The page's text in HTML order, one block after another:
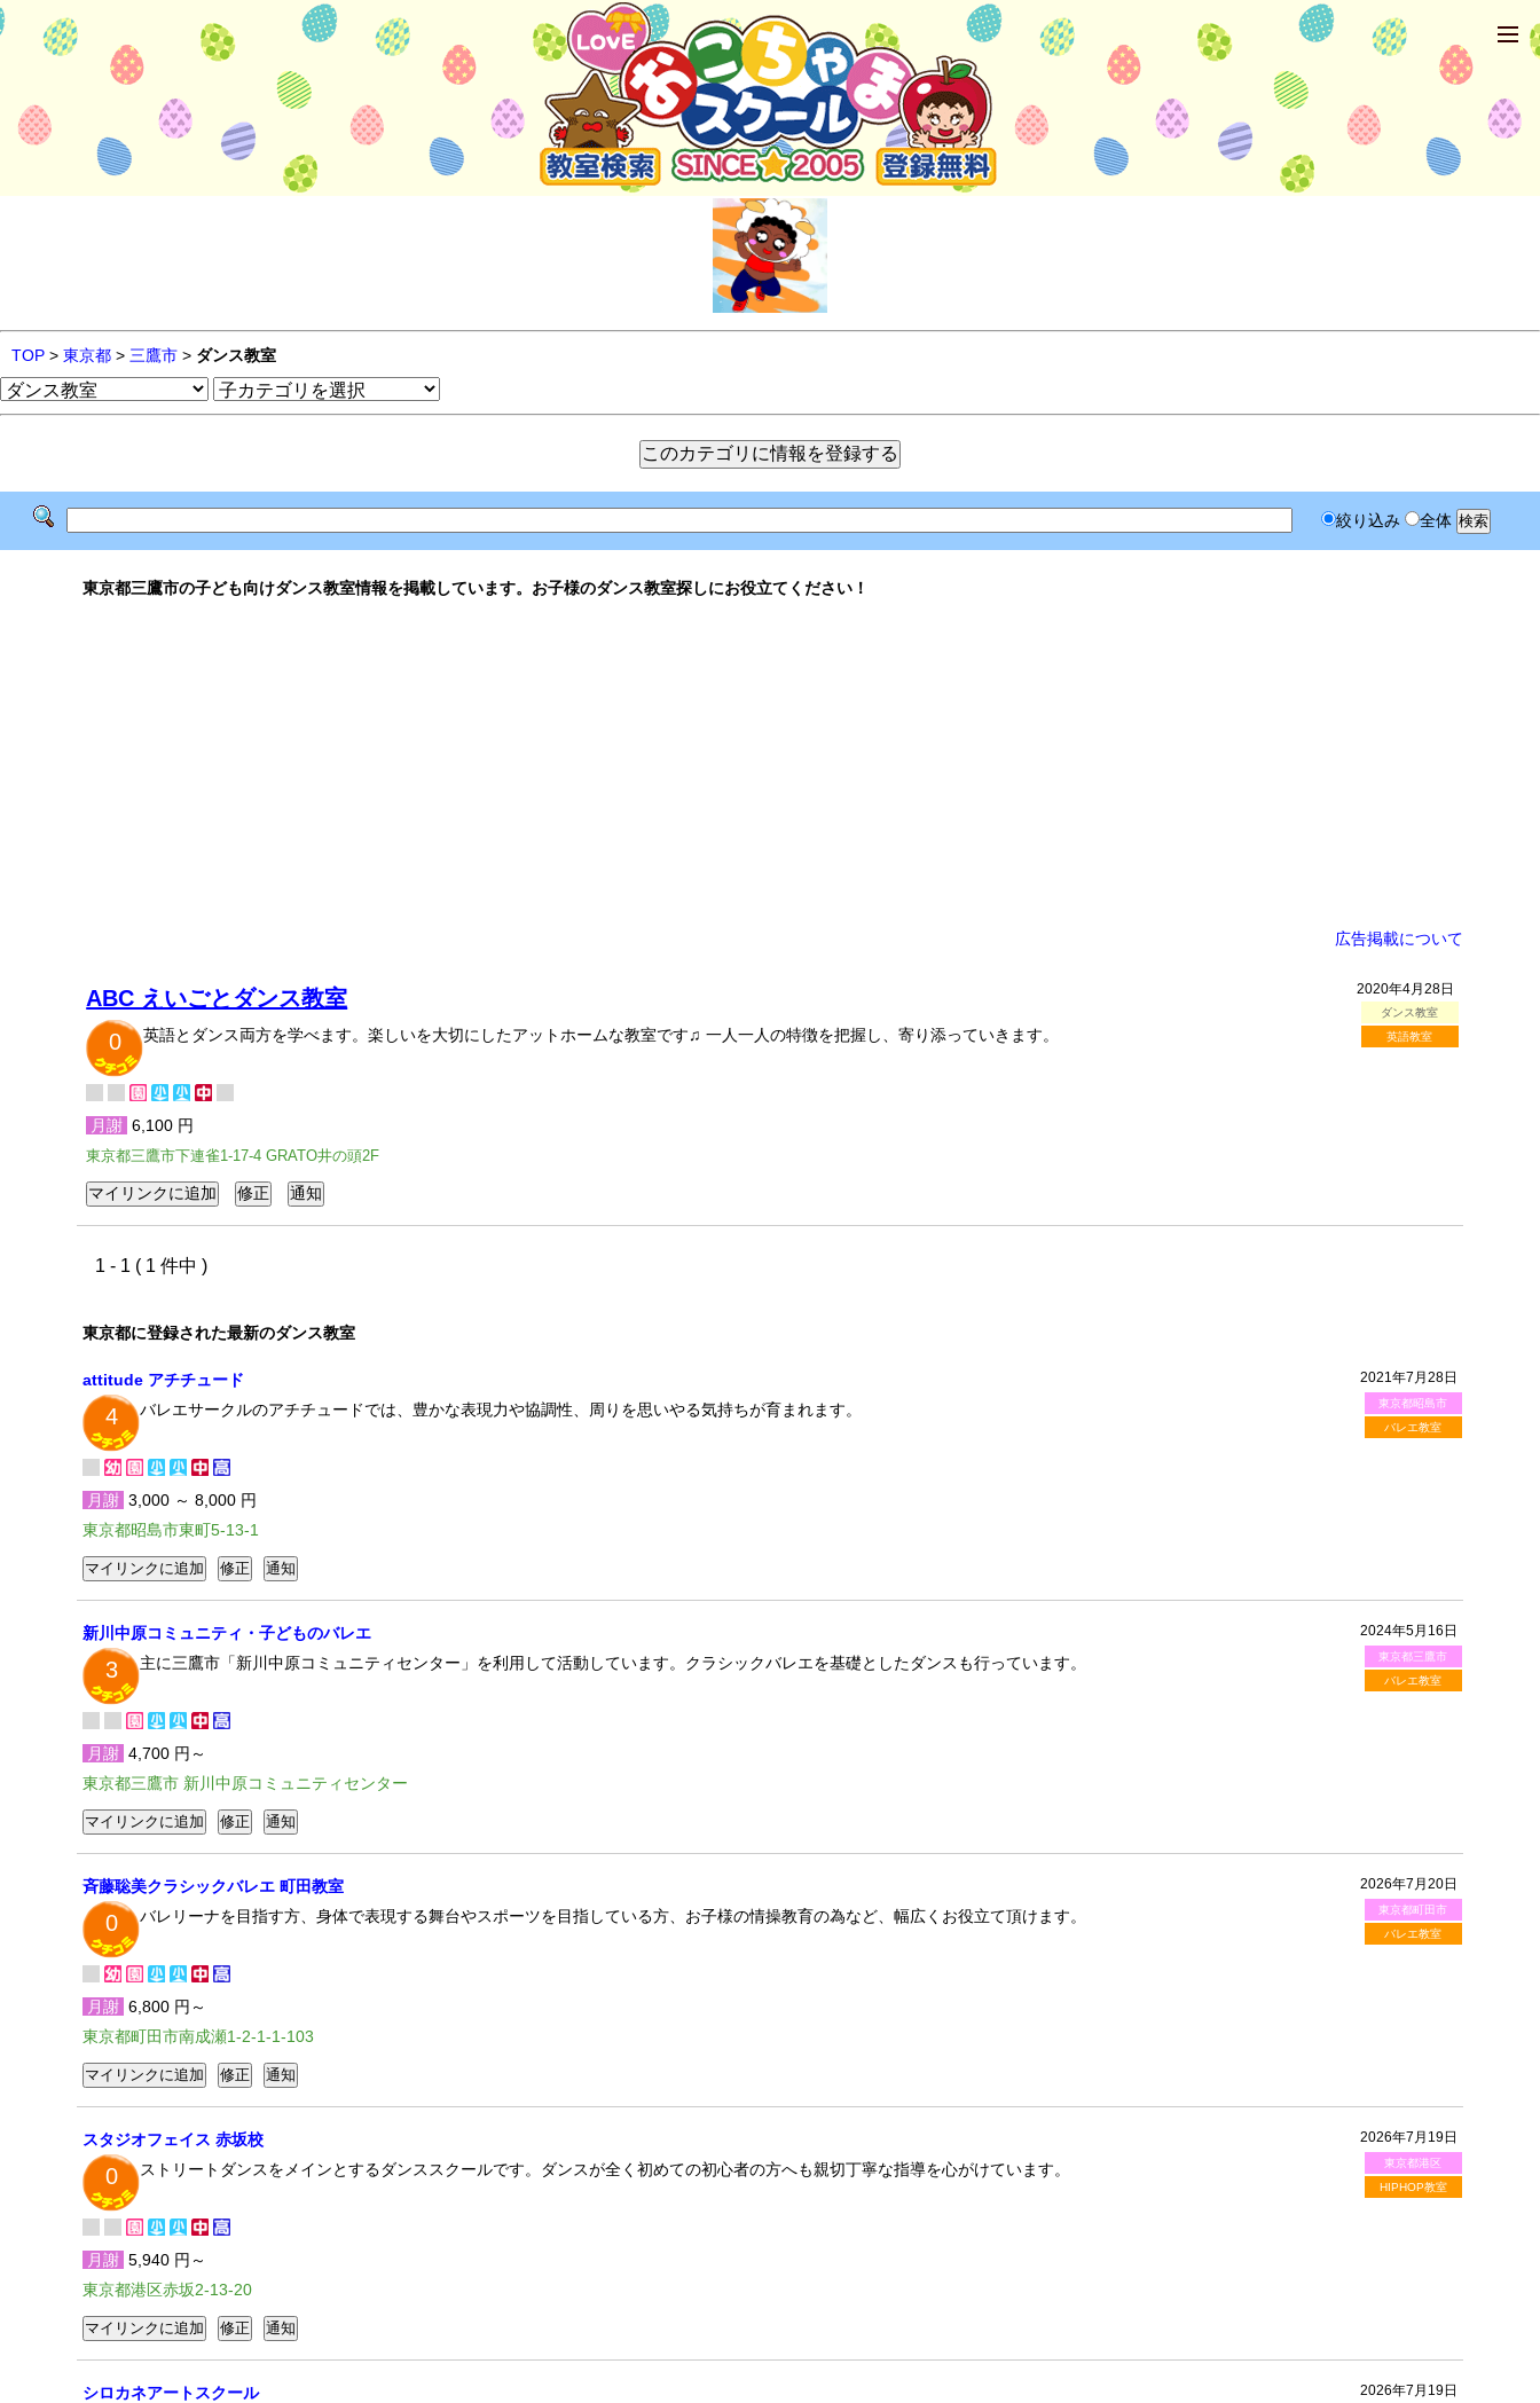
TOP > 東京都 > 三鷹市 > ダンス教室
絞り込み 全体
東京都三鷹市の子ども向けダンス教室情報を掲載しています。お子様のダンス教室探しにお役立てください！
広告掲載について
2020年4月28日
ダンス教室
英語教室
ABC えいごとダンス教室
0
英語とダンス両方を学べます。楽しいを大切にしたアットホームな教室です♫ 一人一人の特徴を把握し、寄り添っていきます。
月謝 6,100 円
東京都三鷹市下連雀1-17-4 GRATO井の頭2F
1 - 1 ( 1 件中 )
東京都に登録された最新のダンス教室
2021年7月28日
東京都昭島市
バレエ教室
attitude アチチュード
4 バレエサークルのアチチュードでは、豊かな表現力や協調性、周りを思いやる気持ちが育まれます。
月謝 3,000 ～ 8,000 円
東京都昭島市東町5-13-1
2024年5月16日
東京都三鷹市
バレエ教室
新川中原コミュニティ・⼦どものバレエ
3 主に三鷹市「新川中原コミュニティセンター」を利⽤して活動しています。クラシックバレエを基礎としたダンスも行っています。
月謝 4,700 円～
東京都三鷹市 新川中原コミュニティセンター
2026年7月20日
東京都町田市
バレエ教室
斉藤聡美クラシックバレエ 町田教室
0 バレリーナを目指す方、身体で表現する舞台やスポーツを目指している方、お子様の情操教育の為など、幅広くお役立て頂けます。
月謝 6,800 円～
東京都町田市南成瀬1-2-1-1-103
2026年7月19日
東京都港区
HIPHOP教室
スタジオフェイス 赤坂校
0 ストリートダンスをメインとするダンススクールです。ダンスが全く初めての初心者の方へも親切丁寧な指導を心がけています。
月謝 5,940 円～
東京都港区赤坂2-13-20
2026年7月19日
シロカネアートスクール